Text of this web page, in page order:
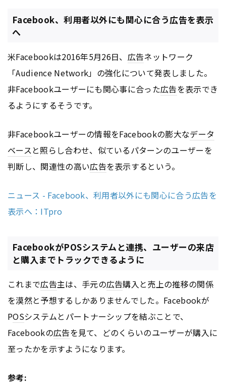
Facebook、利用者以外にも関心に合う広告を表示
へ
米Facebookは2016年5月26日、 広告ネットワーク
「Audience Network」の強化について発表しました。
非Facebookユーザーにも関心事に合った広告を表示でき
るようにするそうです。
非Facebookユーザーの情報をFacebookの膨大なデータ
ベース と照らし合わせ、似ているパターンのユーザーを
判断し、関連性の高い広告を表示するという。
ニュース - Facebook、利用者以外にも関心に合う広告を
表示へ：ITpro
FacebookがPOSシステムと連携、ユーザーの来店
と購入までトラックできるように
これまで広告主は、手元の広告購入と売上の推移の関係
を漠然と予想するしかありませんでした。Facebookが
POSシステムとパートナーシップを結ぶことで、
Facebookの広告を見て、どのくらいのユーザーが購入に
至ったかを示すようになります。
参考: